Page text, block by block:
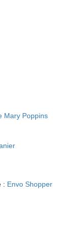
Mary Poppins
: Envo Shopper